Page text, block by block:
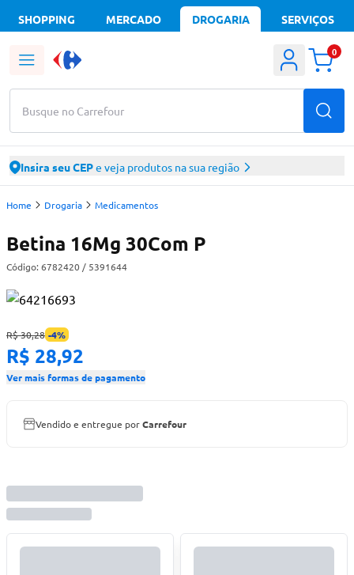
SHOPPING MERCADO DROGARIA SERVIÇOS
Busque no Carrefour
0
Insira seu CEPe veja produtos na sua região
Home Drogaria Medicamentos
Betina 16Mg 30Com P
Código: 6782420 / 5391644
R$ 30,28 -4%
R$ 28,92
Ver mais formas de pagamento
Vendido e entregue porCarrefour